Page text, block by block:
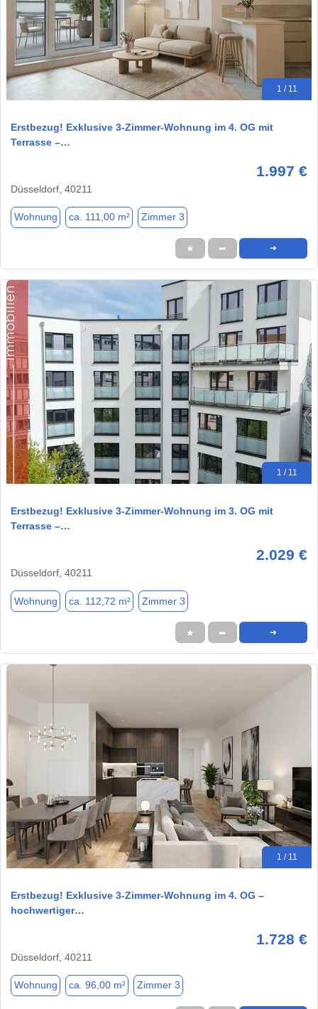
1 / 11
Erstbezug! Exklusive 3-Zimmer-Wohnung im 4. OG mit
Terrasse –…
1.997 €
Düsseldorf, 40211
Wohnung ca. 111,00 m² Zimmer 3
★ ➦ ➜
1 / 11
Erstbezug! Exklusive 3-Zimmer-Wohnung im 3. OG mit
Terrasse –…
2.029 €
Düsseldorf, 40211
Wohnung ca. 112,72 m² Zimmer 3
★ ➦ ➜
1 / 11
Erstbezug! Exklusive 3-Zimmer-Wohnung im 4. OG –
hochwertiger…
1.728 €
Düsseldorf, 40211
Wohnung ca. 96,00 m² Zimmer 3